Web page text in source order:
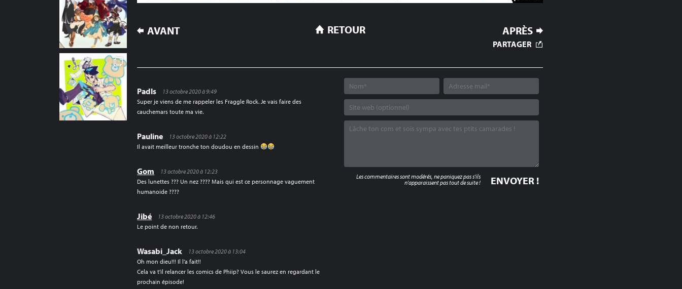
NAVIGATION
AVANT APRÈS
RETOUR
PARTAGER
Padls
13 octobre 2020 à 9:49
Super je viens de me rappeler les Fraggle Rock. Je vais faire des
cauchemars toute ma vie.
Pauline
13 octobre 2020 à 12:22
Il avait meilleur tronche ton doudou en dessin
Gom
13 octobre 2020 à 12:23
Des lunettes ??? Un nez ???? Mais qui est ce personnage vaguement
humanoide ????
Jibé
13 octobre 2020 à 12:46
Le point de non retour.
Wasabi_Jack
13 octobre 2020 à 13:04
Oh mon dieu!!! Il l’a fait!!
Cela va t’il relancer les comics de Phiip? Vous le saurez en regardant le
prochain épisode!
Les commentaires sont modérés, ne paniquez pas s'ils
n'apparaissent pas tout de suite !